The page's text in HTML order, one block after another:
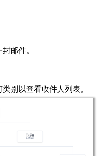
邮件。
别以查看收件人列表。